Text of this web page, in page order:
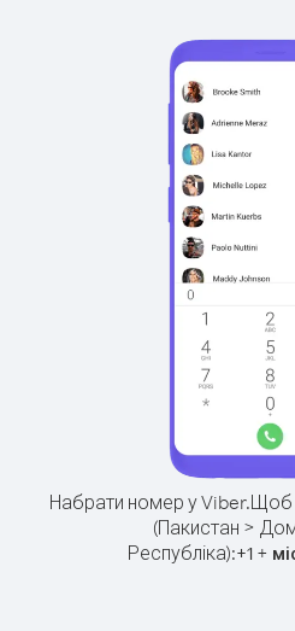
Набрати номер у Viber.Щоб
(Пакистан >
Республіка):+1 +